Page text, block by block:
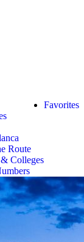
Favorites
Route
Colleges